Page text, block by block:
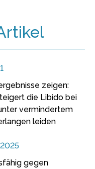
zeigen:
die Libido bei
vermindertem
leiden
gegen